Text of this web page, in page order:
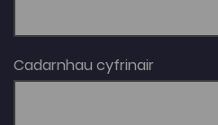
Cadarnhau cyfrinair